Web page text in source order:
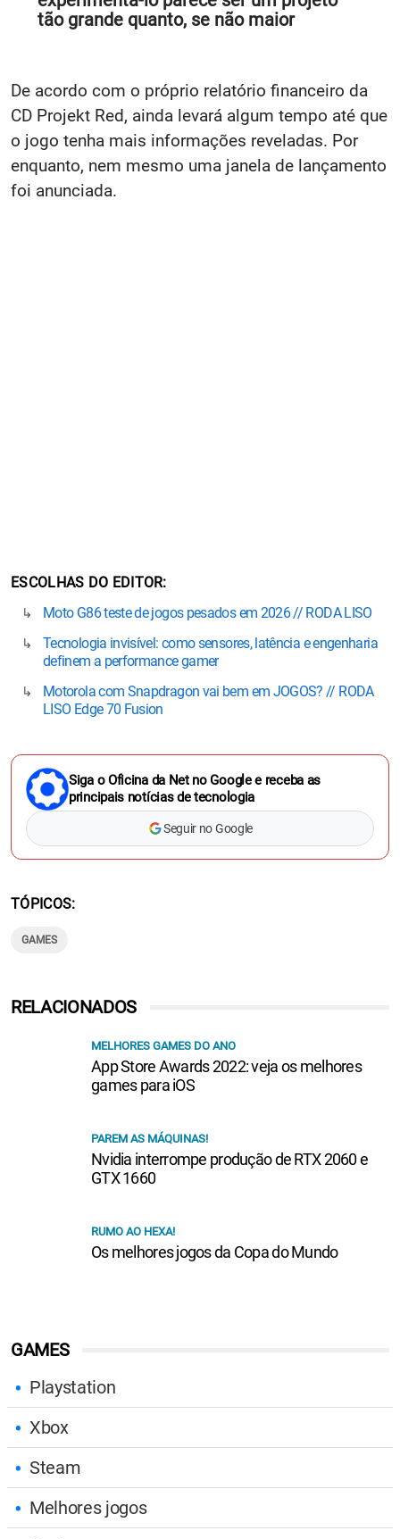
tão grande quanto, se não maior
De acordo com o próprio relatório financeiro da
CD Projekt Red, ainda levará algum tempo até que
o jogo tenha mais informações reveladas. Por
enquanto, nem mesmo uma janela de lançamento
foi anunciada.
ESCOLHAS DO EDITOR
Moto G86 teste de jogos pesados em 2026 // RODA LISO
Tecnologia invisível: como sensores, latência e engenharia
definem a performance gamer
Motorola com Snapdragon vai bem em JOGOS? // RODA
LISO Edge 70 Fusion
Siga o Oficina da Net no Google e receba as
principais notícias de tecnologia
Seguir no Google
TÓPICOS
GAMES
GAMES
Playstation
Xbox
Steam
Melhores jogos
RELACIONADOS
MELHORES GAMES DO ANO
App Store Awards 2022: veja os melhores
games para iOS
PAREM AS MÁQUINAS!
Nvidia interrompe produção de RTX 2060 e
GTX 1660
RUMO AO HEXA!
Os melhores jogos da Copa do Mundo